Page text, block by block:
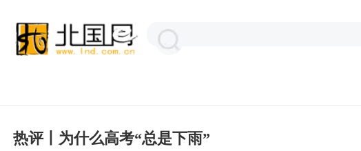
热评丨为什么高考“总是下雨”